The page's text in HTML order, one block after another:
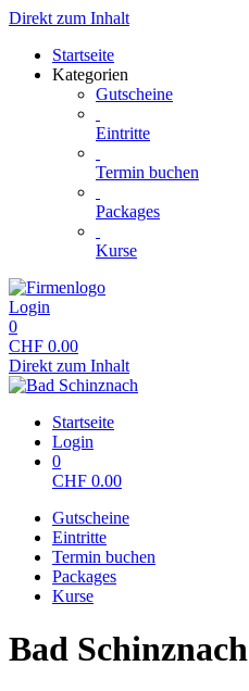
Direkt zum Inhalt
Startseite
Kategorien
Gutscheine
Eintritte
Termin buchen
Packages
Kurse
Login
0
CHF 0.00
Direkt zum Inhalt
Startseite
Login
0
CHF 0.00
Gutscheine
Eintritte
Termin buchen
Packages
Kurse
Bad Schinznach